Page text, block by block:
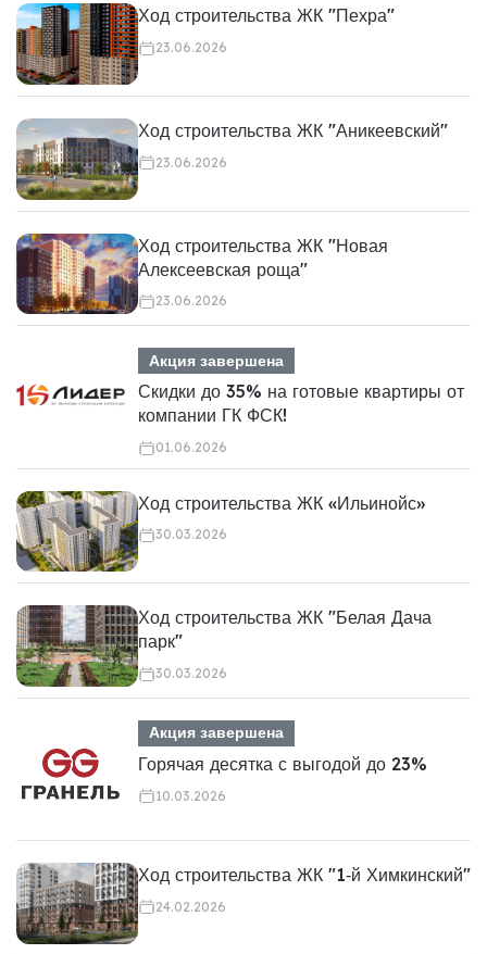
Ход строительства ЖК "Пехра"
23.06.2026
Ход строительства ЖК "Аникеевский"
23.06.2026
Ход строительства ЖК "Новая
Алексеевская роща"
23.06.2026
Акция завершена
Скидки до 35% на готовые квартиры от
компании ГК ФСК!
01.06.2026
Ход строительства ЖК «Ильинойс»
30.03.2026
Ход строительства ЖК "Белая Дача
парк"
30.03.2026
Акция завершена
Горячая десятка с выгодой до 23%
10.03.2026
Ход строительства ЖК "1‑й Химкинский"
24.02.2026